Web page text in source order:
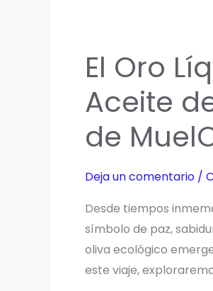
El Oro
Aceite
de
Deja un comentario /
Desde tiempos
símbolo de paz,
oliva ecológico
este viaje,